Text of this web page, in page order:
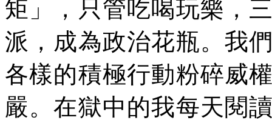
矩」，只管吃喝玩樂，
派，成為政治花瓶。我
各樣的積極行動粉碎威
嚴。在獄中的我每天閱